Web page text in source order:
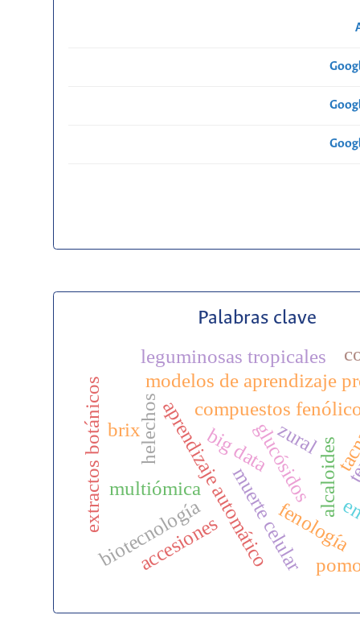
Palabras clave
aprendizaje automático
big data
modelos de aprendizaje
multiómica alcaloides
biotecnología
compuestos
glucósidos
extractos botánicos muerte celularfenología
helechos zural
accesiones
leguminosas tropicales
brix